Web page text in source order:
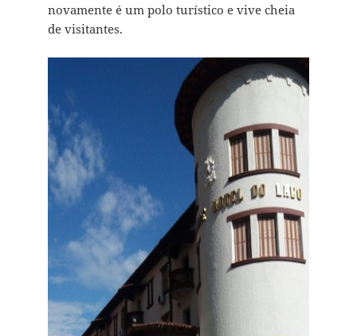
novamente é um polo turístico e vive cheia
de visitantes.